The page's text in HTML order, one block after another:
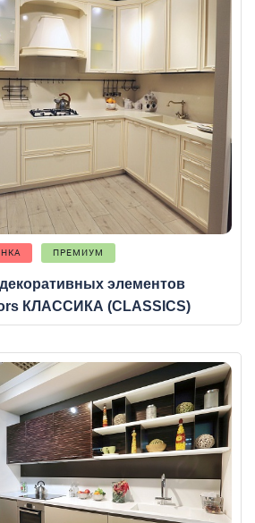
ПРЕМИУМ
элементов
КЛАССИКА (CLASSICS)